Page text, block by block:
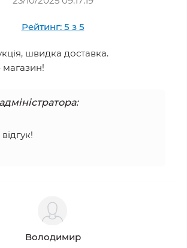
Рейтинг: 5 з 5
швидка доставка.
Володимир